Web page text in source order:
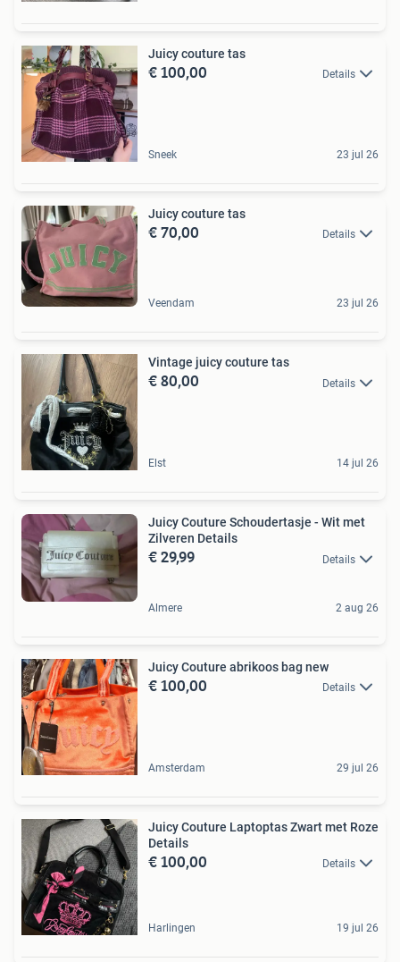
Juicy couture tas
€ 100,00 Details
Sneek 23 jul 26
Juicy couture tas
€ 70,00 Details
Veendam 23 jul 26
Vintage juicy couture tas
€ 80,00 Details
Elst 14 jul 26
Juicy Couture Schoudertasje - Wit met
Zilveren Details
€ 29,99 Details
Almere 2 aug 26
Juicy Couture abrikoos bag new
€ 100,00 Details
Amsterdam 29 jul 26
Juicy Couture Laptoptas Zwart met Roze
Details
€ 100,00 Details
Harlingen 19 jul 26